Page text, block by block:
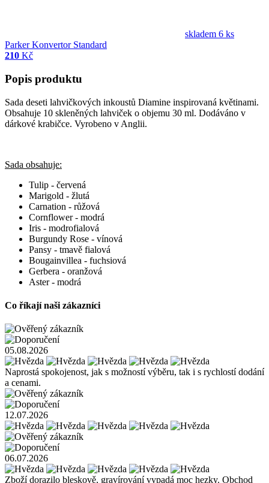
skladem 6 ks
Parker Konvertor Standard
210 Kč
Popis produktu
Sada deseti lahvičkových inkoustů Diamine inspirovaná květinami.
Obsahuje 10 skleněných lahviček o objemu 30 ml. Dodáváno v
dárkové krabičce. Vyrobeno v Anglii.
Sada obsahuje:
Tulip - červená
Marigold - žlutá
Carnation - růžová
Cornflower - modrá
Iris - modrofialová
Burgundy Rose - vínová
Pansy - tmavě fialová
Bougainvillea - fuchsiová
Gerbera - oranžová
Aster - modrá
Co říkají naši zákazníci
05.08.2026
Naprostá spokojenost, jak s možností výběru, tak i s rychlostí dodání
a cenami.
12.07.2026
06.07.2026
Zboží dorazilo bleskově, gravírování vypadá moc hezky. Obchod